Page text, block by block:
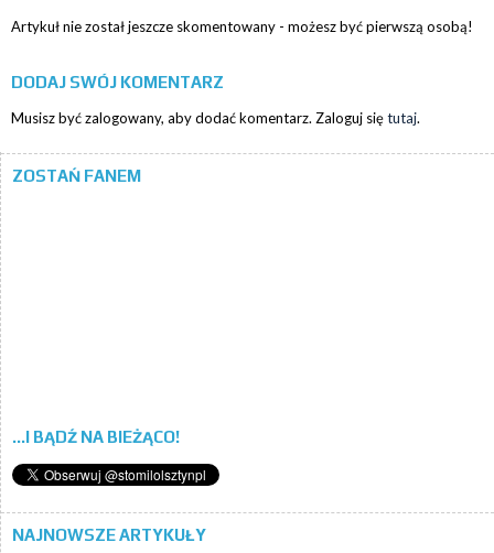
Artykuł nie został jeszcze skomentowany - możesz być pierwszą osobą!
DODAJ SWÓJ KOMENTARZ
Musisz być zalogowany, aby dodać komentarz. Zaloguj siętutaj.
ZOSTAŃ FANEM
...I BĄDŹ NA BIEŻĄCO!
NAJNOWSZE ARTYKUŁY